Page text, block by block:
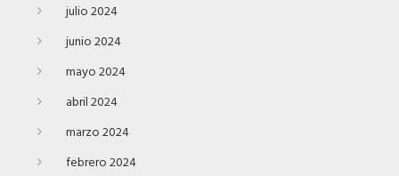
julio 2024
junio 2024
mayo 2024
abril 2024
marzo 2024
febrero 2024